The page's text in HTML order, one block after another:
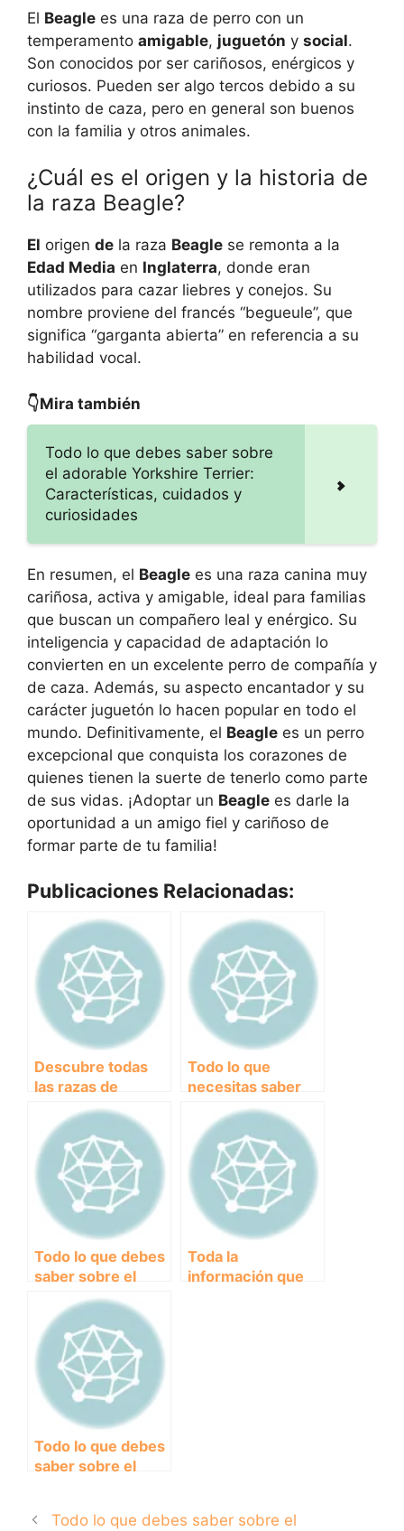
El Beagle es una raza de perro con un
temperamento amigable, juguetón y social.
Son conocidos por ser cariñosos, enérgicos y
curiosos. Pueden ser algo tercos debido a su
instinto de caza, pero en general son buenos
con la familia y otros animales.
¿Cuál es el origen y la historia de
la raza Beagle?
El origen de la raza Beagle se remonta a la
Edad Media en Inglaterra, donde eran
utilizados para cazar liebres y conejos. Su
nombre proviene del francés “begueule”, que
significa “garganta abierta” en referencia a su
habilidad vocal.
👇Mira también
Todo lo que debes saber sobre
el adorable Yorkshire Terrier:
Características, cuidados y
curiosidades
En resumen, el Beagle es una raza canina muy
cariñosa, activa y amigable, ideal para familias
que buscan un compañero leal y enérgico. Su
inteligencia y capacidad de adaptación lo
convierten en un excelente perro de compañía y
de caza. Además, su aspecto encantador y su
carácter juguetón lo hacen popular en todo el
mundo. Definitivamente, el Beagle es un perro
excepcional que conquista los corazones de
quienes tienen la suerte de tenerlo como parte
de sus vidas. ¡Adoptar un Beagle es darle la
oportunidad a un amigo fiel y cariñoso de
formar parte de tu familia!
Publicaciones Relacionadas:
Descubre todas
las razas de
compañía: guía
completa para
elegir tu mejor
amigo peludo
Todo lo que
necesitas saber
sobre el Labrador
Retriever:
Características,
temperamento y
cuidados
Todo lo que debes
saber sobre el
encantador
Golden Retriever
Toda la
información que
Todo lo que debes
saber sobre el
Todo lo que debes saber sobre el